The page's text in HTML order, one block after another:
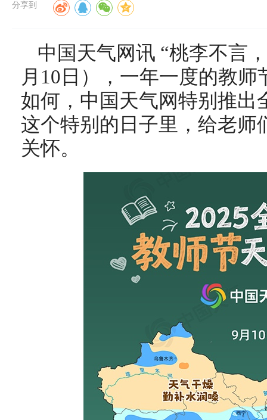
分享到
中国天气网讯 “桃李不言
月10日），一年一度的教
如何，中国天气网特别推出
这个特别的日子里，给老师
关怀。